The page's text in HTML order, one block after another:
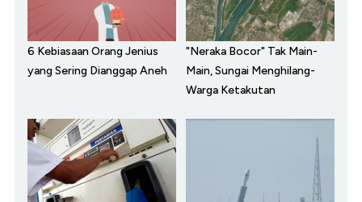
6 Kebiasaan Orang Jenius
yang Sering Dianggap Aneh
"Neraka Bocor" Tak Main-
Main, Sungai Menghilang-
Warga Ketakutan